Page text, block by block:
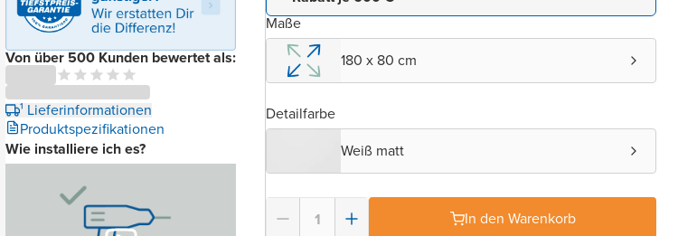
Von über 500 Kunden bewertet als:
¹ Lieferinformationen
Produktspezifikationen
Wie installiere ich es?
Maße
180 x 80 cm
Detailfarbe
Weiß matt
In den Warenkorb